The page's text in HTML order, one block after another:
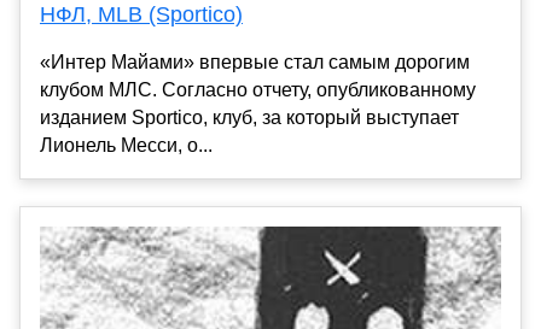
НФЛ, MLB (Sportico)
«Интер Майами» впервые стал самым дорогим
клубом МЛС. Согласно отчету, опубликованному
изданием Sportico, клуб, за который выступает
Лионель Месси, о...